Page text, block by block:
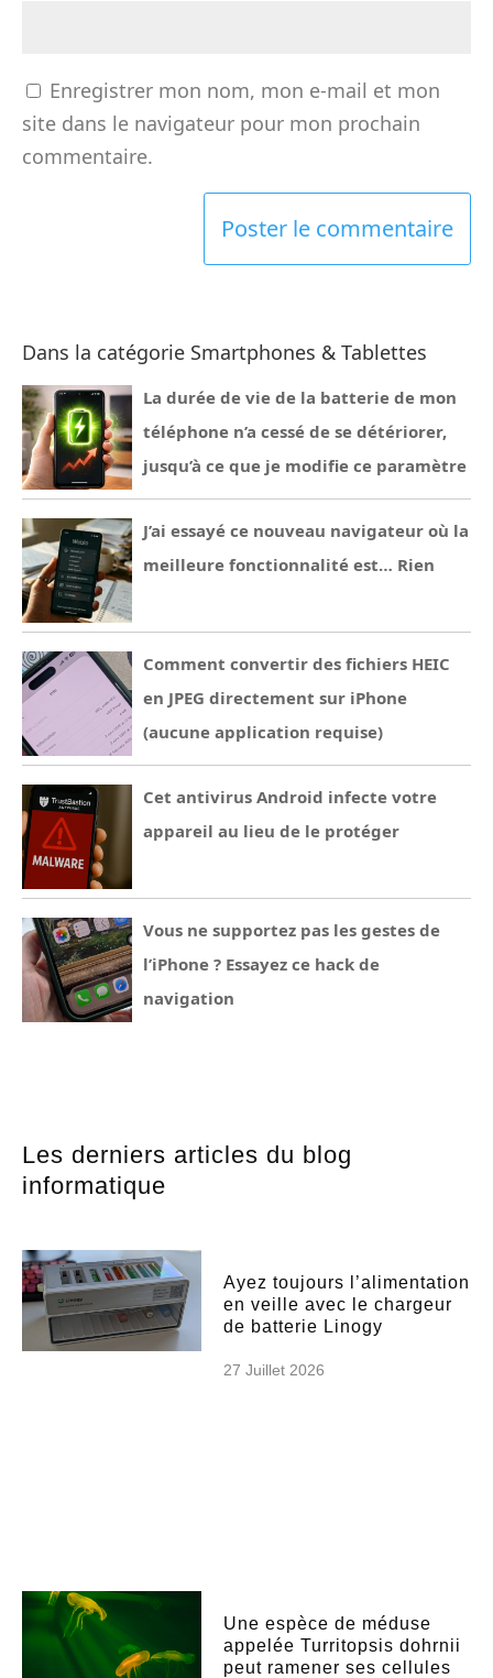
Enregistrer mon nom, mon e-mail et mon
site dans le navigateur pour mon prochain
commentaire.
Dans la catégorie Smartphones & Tablettes
La durée de vie de la batterie de mon
téléphone n’a cessé de se détériorer,
jusqu’à ce que je modifie ce paramètre
J’ai essayé ce nouveau navigateur où la
meilleure fonctionnalité est… Rien
Comment convertir des fichiers HEIC
en JPEG directement sur iPhone
(aucune application requise)
Cet antivirus Android infecte votre
appareil au lieu de le protéger
Vous ne supportez pas les gestes de
l’iPhone ? Essayez ce hack de
navigation
Les derniers articles du blog
informatique
Ayez toujours l’alimentation
en veille avec le chargeur
de batterie Linogy
27 Juillet 2026
Une espèce de méduse
appelée Turritopsis dohrnii
peut ramener ses cellules